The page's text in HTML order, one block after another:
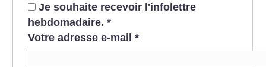
Je souhaite recevoir l'infolettre
hebdomadaire. *
Votre adresse e-mail *